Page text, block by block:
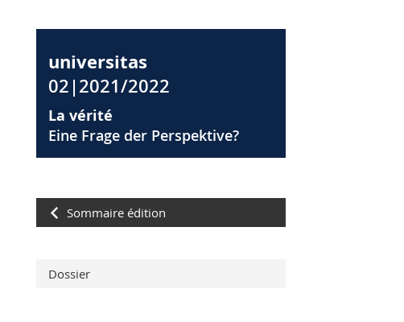
universitas
02|2021/2022
La vérité
Eine Frage der Perspektive?
Sommaire édition
Dossier